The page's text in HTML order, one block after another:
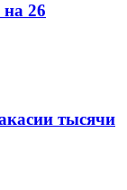
26
тысячи